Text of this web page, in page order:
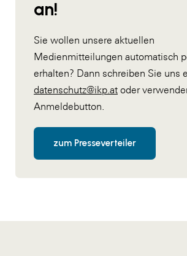
an!
Sie wollen unsere aktuellen
Medienmitteilungen automatisch
erhalten? Dann schreiben Sie uns
datenschutz@ikp.at oder
Anmeldebutton.
zum Presseverteiler